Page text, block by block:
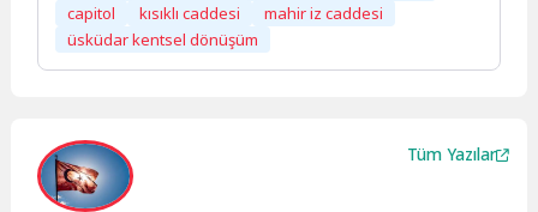
capitol
kısıklı caddesi
mahir iz caddesi
üsküdar kentsel dönüşüm
Tüm Yazılar